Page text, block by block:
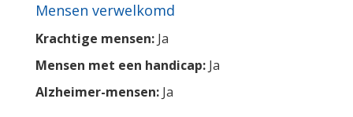
Mensen verwelkomd
Krachtige mensen: Ja
Mensen met een handicap: Ja
Alzheimer-mensen: Ja